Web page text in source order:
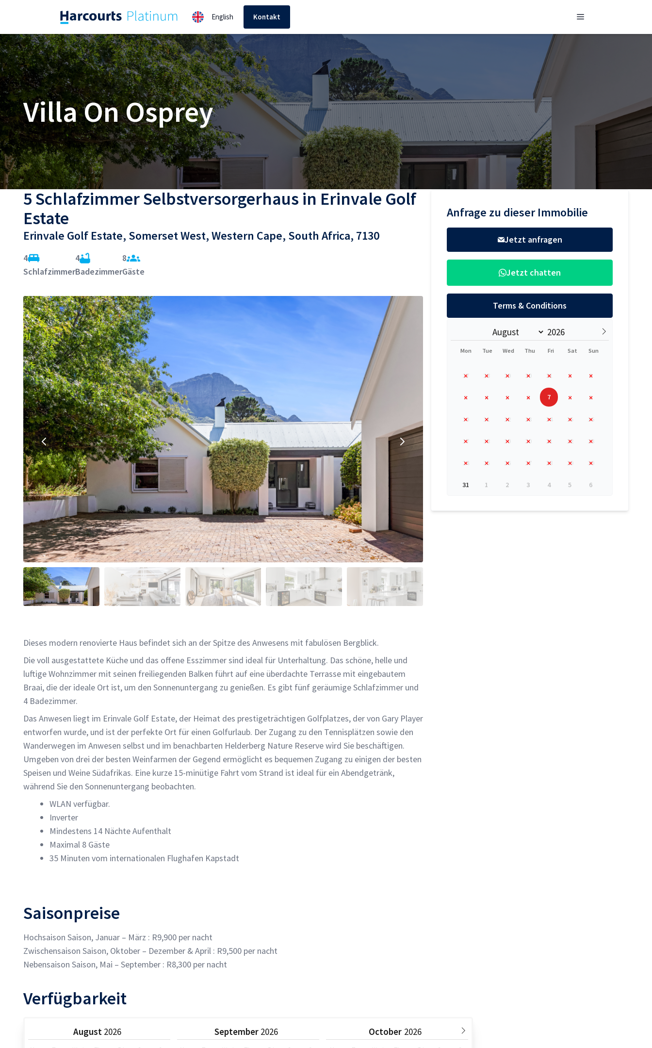
springen
Menü
English Kontakt
Villa On Osprey
5 Schlafzimmer Selbstversorgerhaus in Erinvale Golf
Estate
Erinvale Golf Estate, Somerset West, Western Cape, South Africa, 7130
4
Schlafzimmer
4
Badezimmer
8
Gäste
Dieses modern renovierte Haus befindet sich an der Spitze des Anwesens mit fabulösen Bergblick.
Die voll ausgestattete Küche und das offene Esszimmer sind ideal für Unterhaltung. Das schöne, helle und
luftige Wohnzimmer mit seinen freiliegenden Balken führt auf eine überdachte Terrasse mit eingebautem
Braai, die der ideale Ort ist, um den Sonnenuntergang zu genießen. Es gibt fünf geräumige Schlafzimmer und
4 Badezimmer.
Das Anwesen liegt im Erinvale Golf Estate, der Heimat des prestigeträchtigen Golfplatzes, der von Gary Player
entworfen wurde, und ist der perfekte Ort für einen Golfurlaub. Der Zugang zu den Tennisplätzen sowie den
Wanderwegen im Anwesen selbst und im benachbarten Helderberg Nature Reserve wird Sie beschäftigen.
Umgeben von drei der besten Weinfarmen der Gegend ermöglicht es bequemen Zugang zu einigen der besten
Speisen und Weine Südafrikas. Eine kurze 15-minütige Fahrt vom Strand ist ideal für ein Abendgetränk,
während Sie den Sonnenuntergang beobachten.
WLAN verfügbar.
Inverter
Mindestens 14 Nächte Aufenthalt
Maximal 8 Gäste
35 Minuten vom internationalen Flughafen Kapstadt
Saisonpreise
Hochsaison Saison, Januar – März : R9,900 per nacht
Zwischensaison Saison, Oktober – Dezember & April : R9,500 per nacht
Nebensaison Saison, Mai – September : R8,300 per nacht
Verfügbarkeit
August September October
Sidebar
Anfrage zu dieser Immobilie
Jetzt anfragen
Jetzt chatten
Terms & Conditions
Mon Tue Wed Thu Fri Sat Sun
27 28 29 30 31 1 2
3 4 5 6 7 8 9
10 11 12 13 14 15 16
17 18 19 20 21 22 23
24 25 26 27 28 29 30
31 1 2 3 4 5 6